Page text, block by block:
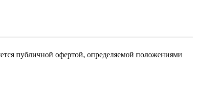
публичной офертой, определяемой положениями